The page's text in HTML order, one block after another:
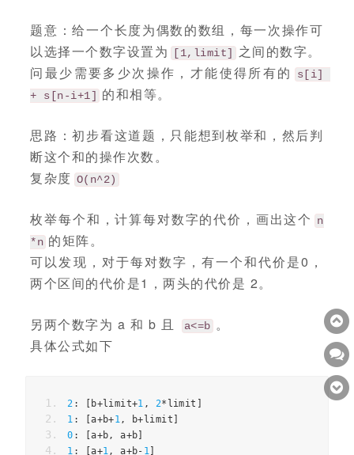
题意：给一个长度为偶数的数组，每一次操作可
以选择一个数字设置为
[1,limit]
之间的数字。
问最少需要多少次操作，才能使得所有的
s[i]
+ s[n-i+1]
的和相等。
思路：初步看这道题，只能想到枚举和，然后判
断这个和的操作次数。
复杂度 O(n^2)
枚举每个和，计算每对数字的代价，画出这个
n
*n 的矩阵。
可以发现，对于每对数字，有一个和代价是0，
两个区间的代价是1，两头的代价是 2。
另两个数字为 a 和 b 且 a<=b 。
具体公式如下
2 : b+limit+1 , 2* limit
1 : [a+b+1, b+ limit
0 : [a+b, a+b
1 : [a+1, a+b- 1